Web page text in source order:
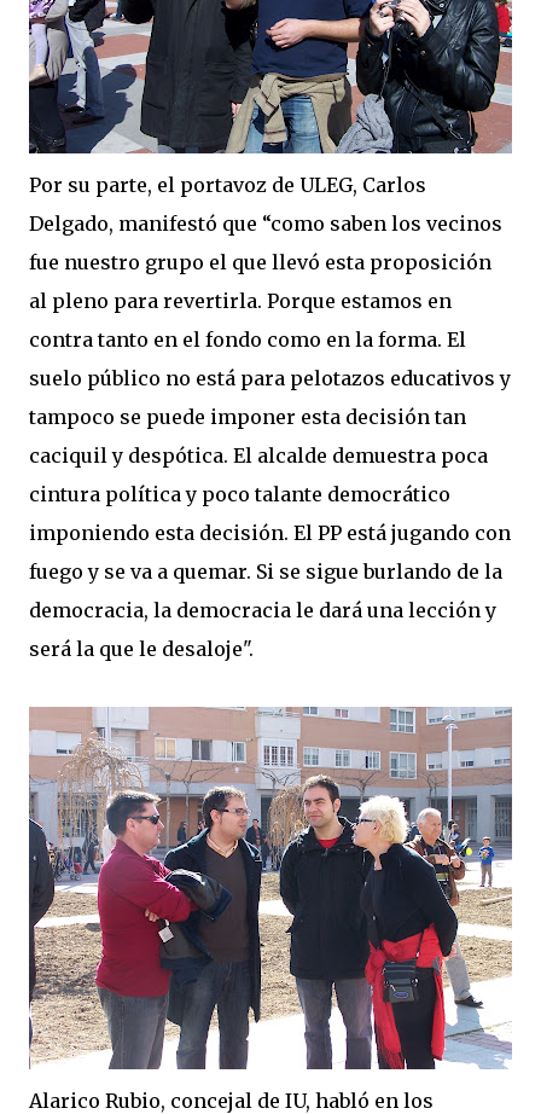
Por su parte, el portavoz de ULEG, Carlos
Delgado, manifestó que “como saben los vecinos
fue nuestro grupo el que llevó esta proposición
al pleno para revertirla. Porque estamos en
contra tanto en el fondo como en la forma. El
suelo público no está para pelotazos educativos y
tampoco se puede imponer esta decisión tan
caciquil y despótica. El alcalde demuestra poca
cintura política y poco talante democrático
imponiendo esta decisión. El PP está jugando con
fuego y se va a quemar. Si se sigue burlando de la
democracia, la democracia le dará una lección y
será la que le desaloje".
Alarico Rubio, concejal de IU, habló en los